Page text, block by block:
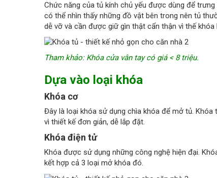
Chức năng của tủ kính chủ yếu được dùng để
có thể nhìn thấy những đồ vật bên trong nên tủ
dễ vỡ và cần được giữ gìn thật cẩn thận vì thế
Tham khảo: Khóa cửa vân tay có giá < 8 triệu.
Dựa vào loại khóa
Khóa cơ
Đây là loại khóa sử dụng chìa khóa để mở tủ.
vì thiết kế đơn giản, dễ lắp đặt.
Khóa điện tử
Khóa được sử dụng những công nghệ hiện đại.
kết hợp cả 3 loại mở khóa đó.